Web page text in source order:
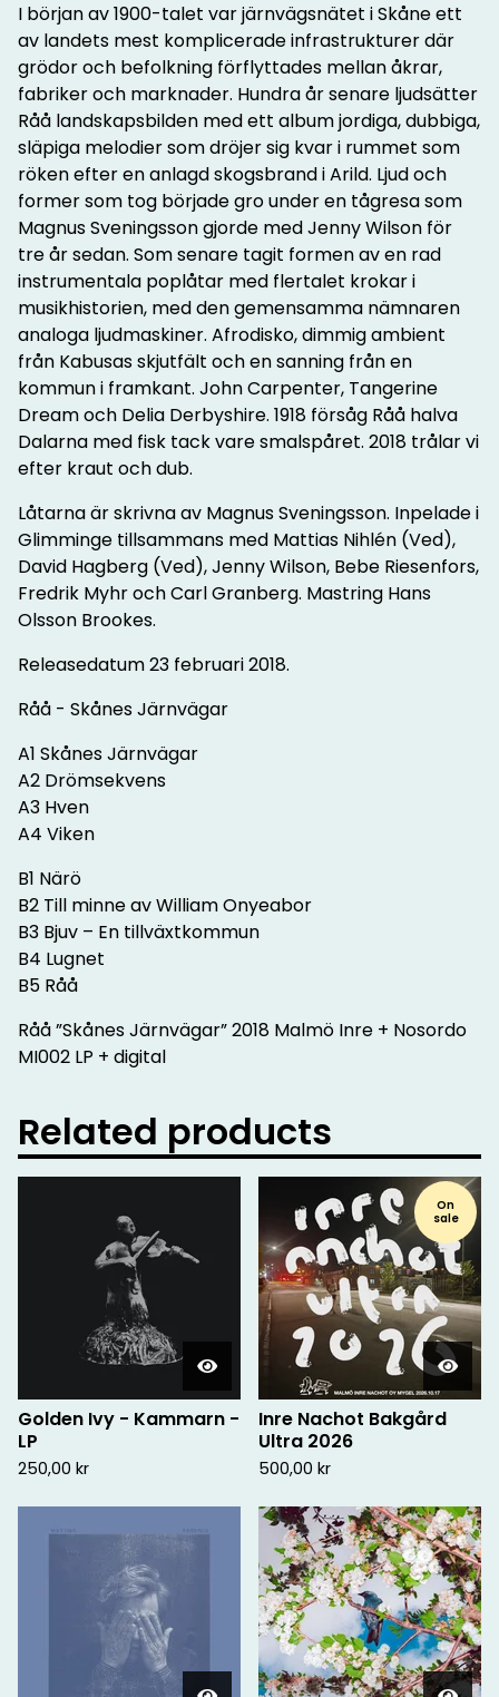
I början av 1900-talet var järnvägsnätet i Skåne ett
av landets mest komplicerade infrastrukturer där
grödor och befolkning förflyttades mellan åkrar,
fabriker och marknader. Hundra år senare ljudsätter
Råå landskapsbilden med ett album jordiga, dubbiga,
släpiga melodier som dröjer sig kvar i rummet som
röken efter en anlagd skogsbrand i Arild. Ljud och
former som tog började gro under en tågresa som
Magnus Sveningsson gjorde med Jenny Wilson för
tre år sedan. Som senare tagit formen av en rad
instrumentala poplåtar med flertalet krokar i
musikhistorien, med den gemensamma nämnaren
analoga ljudmaskiner. Afrodisko, dimmig ambient
från Kabusas skjutfält och en sanning från en
kommun i framkant. John Carpenter, Tangerine
Dream och Delia Derbyshire. 1918 försåg Råå halva
Dalarna med fisk tack vare smalspåret. 2018 trålar vi
efter kraut och dub.
Låtarna är skrivna av Magnus Sveningsson. Inpelade i
Glimminge tillsammans med Mattias Nihlén (Ved),
David Hagberg (Ved), Jenny Wilson, Bebe Riesenfors,
Fredrik Myhr och Carl Granberg. Mastring Hans
Olsson Brookes.
Releasedatum 23 februari 2018.
Råå - Skånes Järnvägar
A1 Skånes Järnvägar
A2 Drömsekvens
A3 Hven
A4 Viken
B1 Närö
B2 Till minne av William Onyeabor
B3 Bjuv – En tillväxtkommun
B4 Lugnet
B5 Råå
Råå ”Skånes Järnvägar” 2018 Malmö Inre + Nosordo
MI002 LP + digital
Related products
Golden Ivy - Kammarn -
LP
250,00 kr
On
sale
Inre Nachot Bakgård
Ultra 2026
500,00 kr